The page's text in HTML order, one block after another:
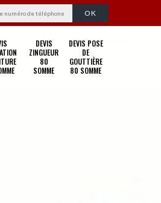
DEVIS
ZINGUEUR
80
SOMME
DEVIS POSE
DE
GOUTTIÈRE
80 SOMME